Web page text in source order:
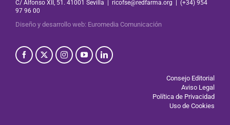
C/ Alfonso XII, 51. 41001 Sevilla | ricofse@redfarma.org | (+34) 954
97 96 00
Diseño y desarrollo web: Euromedia Comunicación
Consejo Editorial
Aviso Legal
Política de Privacidad
Uso de Cookies